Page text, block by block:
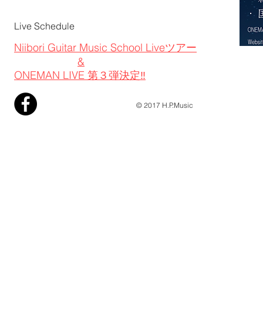
Niibori Guitar Music School Liveツアー
&
ONEMAN LIVE 第３弾決定‼
Live​ Schedule
© 2017 H.P.Music